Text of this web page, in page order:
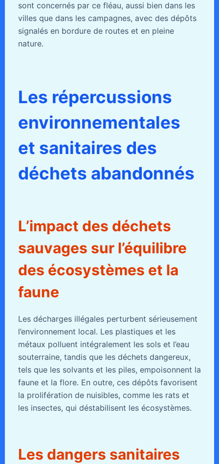
sont concernés par ce fléau, aussi bien dans les
villes que dans les campagnes, avec des dépôts
signalés en bordure de routes et en pleine
nature.
Les répercussions
environnementales
et sanitaires des
déchets abandonnés
L’impact des déchets
sauvages sur l’équilibre
des écosystèmes et la
faune
Les décharges illégales perturbent sérieusement
l’environnement local. Les plastiques et les
métaux polluent intégralement les sols et l’eau
souterraine, tandis que les déchets dangereux,
tels que les solvants et les piles, empoisonnent la
faune et la flore. En outre, ces dépôts favorisent
la prolifération de nuisibles, comme les rats et
les insectes, qui déstabilisent les écosystèmes.
Les dangers sanitaires